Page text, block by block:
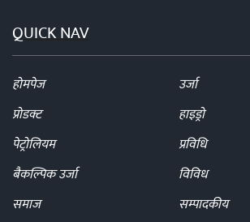
QUICK NAV
होमपेज
उर्जा
प्रोडक्ट
हाइड्रो
पेट्रोलियम
प्रविधि
बैकल्पिक उर्जा
विविध
समाज
सम्पादकीय